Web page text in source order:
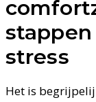
stress
Het is